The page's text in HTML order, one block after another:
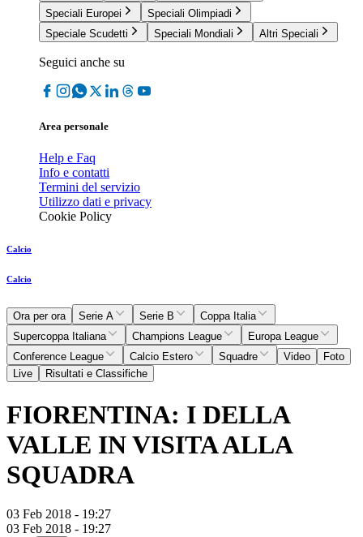
Speciali Europei
Speciali Olimpiadi
Speciale Scudetti
Speciali Mondiali Altri Speciali
Seguici anche su
Area personale
Help e Faq
Info e contatti
Termini del servizio
Utilizzo dati e privacy
Cookie Policy
Calcio
Calcio
Ora per ora Serie A Serie B
Coppa Italia
Supercoppa Italiana
Champions League
Europa League
Conference League
Calcio Estero Squadre Video
Foto
Live
Risultati e Classifiche
FIORENTINA: I DELLA
VALLE IN VISITA ALLA
SQUADRA
03 Feb 2018 - 19:27
03 Feb 2018 - 19:27